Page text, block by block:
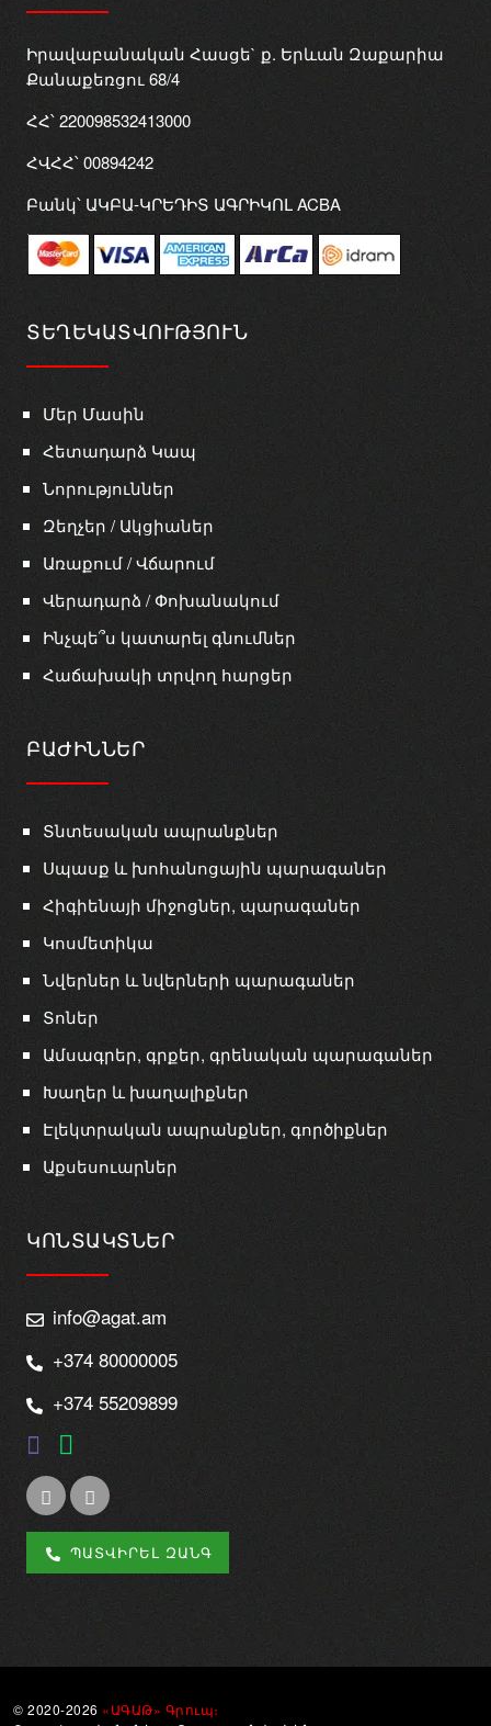
Իրավաբանական Հասցե` ք. Երևան Զաքարիա
Քանաքեռցու 68/4
ՀՀ՝ 220098532413000
ՀՎՀՀ՝ 00894242
Բանկ՝ ԱԿԲԱ-ԿՐԵԴԻՏ ԱԳՐԻԿՈԼ ACBA
ՏԵՂԵԿԱՏՎՈՒԹՅՈՒՆ
Մեր Մասին
Հետադարձ Կապ
Նորություններ
Զեղչեր / Ակցիաներ
Առաքում / Վճարում
Վերադարձ / Փոխանակում
Ինչպե՞ս կատարել գնումներ
Հաճախակի տրվող հարցեր
ԲԱԺԻՆՆԵՐ
Տնտեսական ապրանքներ
Սպասք և խոհանոցային պարագաներ
Հիգիենայի միջոցներ, պարագաներ
Կոսմետիկա
Նվերներ և նվերների պարագաներ
Տոներ
Ամսագրեր, գրքեր, գրենական պարագաներ
Խաղեր և խաղալիքներ
Էլեկտրական ապրանքներ, գործիքներ
Աքսեսուարներ
ԿՈՆՏԱԿՏՆԵՐ
info@agat.am
+374 80000005
+374 55209899
ՊԱՏՎԻՐԵԼ ԶԱՆԳ
© 2020-2026 «ԱԳԱԹ» Գրուպ։